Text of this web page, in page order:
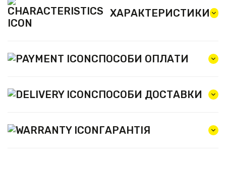
ХАРАКТЕРИСТИКИ
СПОСОБИ ОПЛАТИ
СПОСОБИ ДОСТАВКИ
ГАРАНТІЯ